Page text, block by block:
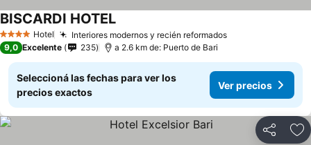
4 EstrellasHotel Interiores modernos y recién reformados
BISCARDI HOTEL
9,0 Excelente 235 a 2.6 km de: Puerto de Bari
Seleccioná las fechas para ver los
precios exactos
Ver precios
Compartir